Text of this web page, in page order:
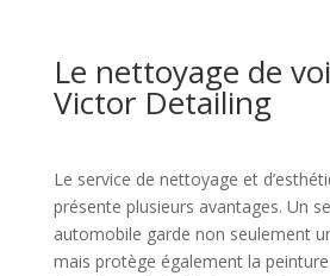
Le nettoyage de
Victor Detailing
Le service de nettoyage et
présente plusieurs avantages. Un
automobile garde non seulement
mais protège également la